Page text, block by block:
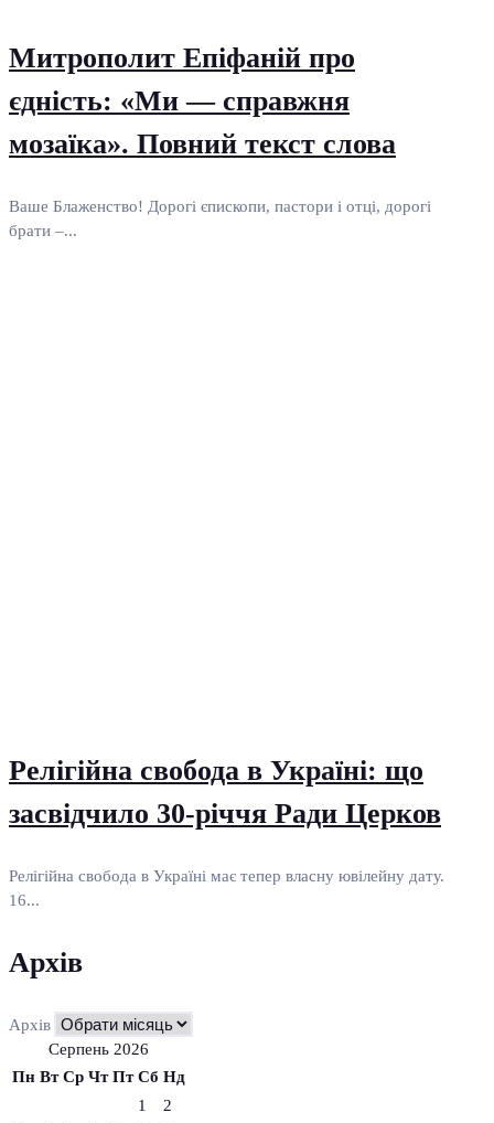
Митрополит Епіфаній про
єдність: «Ми — справжня
мозаїка». Повний текст слова
Ваше Блаженство! Дорогі єпископи, пастори і отці, дорогі
брати –...
Релігійна свобода в Україні: що
засвідчило 30-річчя Ради Церков
Релігійна свобода в Україні має тепер власну ювілейну дату.
16...
Архів
Архів
Серпень 2026
Пн Вт Ср Чт Пт Сб Нд
1
2